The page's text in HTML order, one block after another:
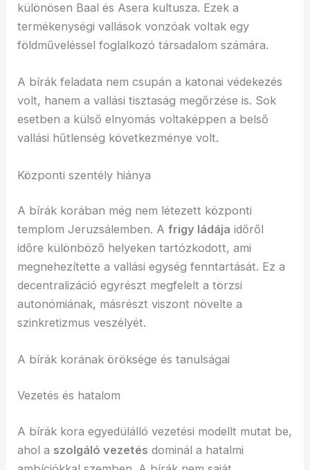
különösen Baal és Asera kultusza. Ezek a
termékenységi vallások vonzóak voltak egy
földműveléssel foglalkozó társadalom számára.
A bírák feladata nem csupán a katonai védekezés
volt, hanem a vallási tisztaság megőrzése is. Sok
esetben a külső elnyomás voltaképpen a belső
vallási hűtlenség következménye volt.
Központi szentély hiánya
A bírák korában még nem létezett központi
templom Jeruzsálemben. Afrigy ládája időről
időre különböző helyeken tartózkodott, ami
megnehezítette a vallási egység fenntartását. Ez a
decentralizáció egyrészt megfelelt a törzsi
autonómiának, másrészt viszont növelte a
szinkretizmus veszélyét.
A bírák korának öröksége és tanulságai
Vezetés és hatalom
A bírák kora egyedülálló vezetési modellt mutat be,
ahol a szolgáló vezetés dominál a hatalmi